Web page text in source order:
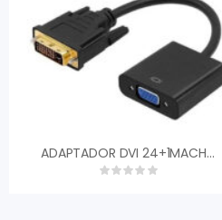
ADAPTADOR DVI 24+1MACHO A VGA HEMBRA